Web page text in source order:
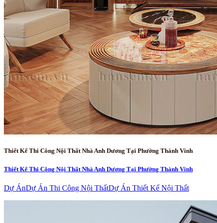
Thiết Kế Thi Công Nội Thất Nhà Anh Dương Tại Phường Thành Vinh
Thiết Kế Thi Công Nội Thất Nhà Anh Dương Tại Phường Thành Vinh
Dự ÁnDự Án Thi Công Nội ThấtDự Án Thiết Kế Nội Thất